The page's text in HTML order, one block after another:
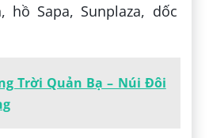
hồ Sapa, Sunplaza, dốc
Trời Quản Bạ – Núi Đôi